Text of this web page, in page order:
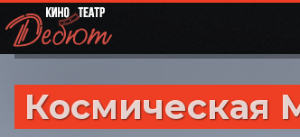
Космическая